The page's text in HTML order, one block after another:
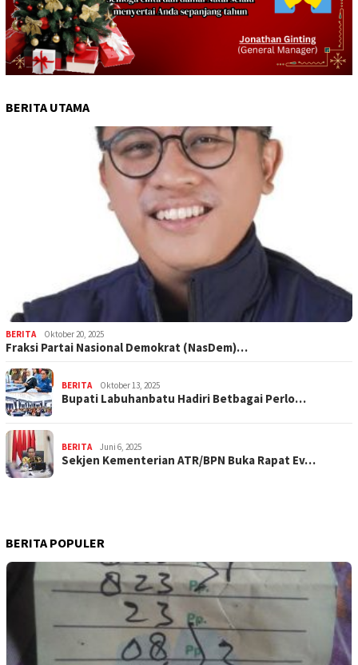
BERITA UTAMA
BERITA Oktober 20, 2025
Fraksi Partai Nasional Demokrat (NasDem)…
BERITA Oktober 13, 2025
Bupati Labuhanbatu Hadiri Betbagai Perlo…
BERITA Juni 6, 2025
Sekjen Kementerian ATR/BPN Buka Rapat Ev…
BERITA POPULER